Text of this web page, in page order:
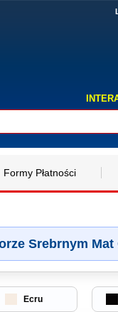
Formy Płatności
Srebrnym Mat
Ecru